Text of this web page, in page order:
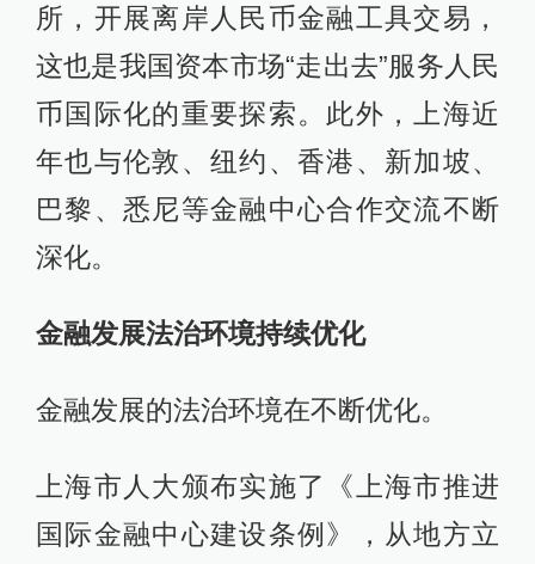
所，开展离岸人民币金融工具交易，
这也是我国资本市场“走出去”服务人民
币国际化的重要探索。此外，上海近
年也与伦敦、纽约、香港、新加坡、
巴黎、悉尼等金融中心合作交流不断
深化。
金融发展法治环境持续优化
金融发展的法治环境在不断优化。
上海市人大颁布实施了《上海市推进
国际金融中心建设条例》，从地方立